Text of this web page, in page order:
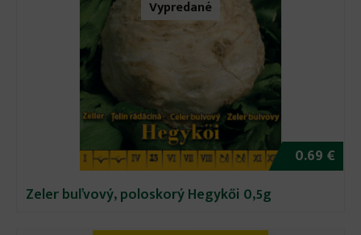
0.69 €
Vypredané
Zeler buľvový, poloskorý Hegykői 0,5g